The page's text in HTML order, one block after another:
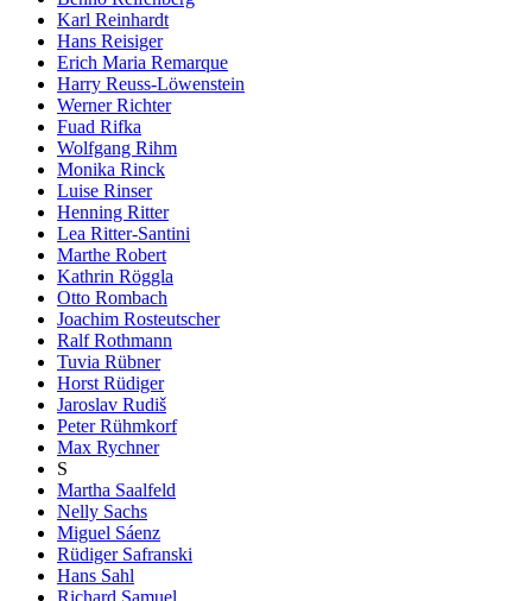
Karl Reinhardt
Hans Reisiger
Erich Maria Remarque
Harry Reuss-Löwenstein
Werner Richter
Fuad Rifka
Wolfgang Rihm
Monika Rinck
Luise Rinser
Henning Ritter
Lea Ritter-Santini
Marthe Robert
Kathrin Röggla
Otto Rombach
Joachim Rosteutscher
Ralf Rothmann
Tuvia Rübner
Horst Rüdiger
Jaroslav Rudiš
Peter Rühmkorf
Max Rychner
S
Martha Saalfeld
Nelly Sachs
Miguel Sáenz
Rüdiger Safranski
Hans Sahl
Richard Samuel